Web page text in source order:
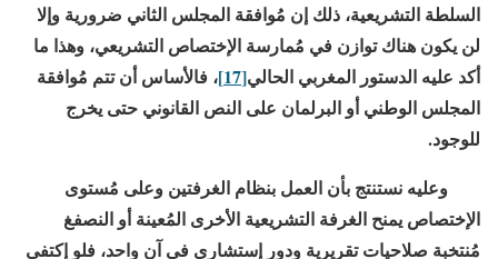
السلطة التشريعية، ذلك إن مُوافقة المجلس الثاني ضرورية وإلا
لن يكون هناك توازن في مُمارسة الإختصاص التشريعي، وهذا ما
أكد عليه الدستور المغربي الحالي[17]
، فالأساس أن تتم مُوافقة
المجلس الوطني أو البرلمان على النص القانوني حتى يخرج
للوجود.
وعليه نستنتج بأن العمل بنظام الغرفتين وعلى مُستوى
الإختصاص يمنح الغرفة التشريعية الأخرى المُعينة أو النصفغ
مُنتخبة صلاحيات تقريرية ودور إستشاري في آن واحد، فلو إكتفى